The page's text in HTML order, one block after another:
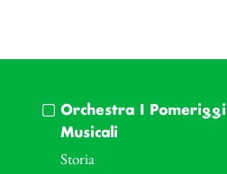
Orchestra I Pomeriggi
Musicali
Storia